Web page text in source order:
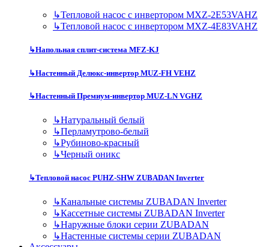
↳Тепловой насос с инвертором MXZ-2E53VAHZ
↳Тепловой насос с инвертором MXZ-4E83VAHZ
↳Напольная сплит-система MFZ-KJ
↳Настенный Делюкс-инвертор MUZ-FH VEHZ
↳Настенный Премиум-инвертор MUZ-LN VGHZ
↳Натуральный белый
↳Перламутрово-белый
↳Рубиново-красный
↳Черный оникс
↳Тепловой насос PUHZ-SHW ZUBADAN Inverter
↳Канальные системы ZUBADAN Inverter
↳Кассетные системы ZUBADAN Inverter
↳Наружные блоки серии ZUBADAN
↳Настенные системы серии ZUBADAN